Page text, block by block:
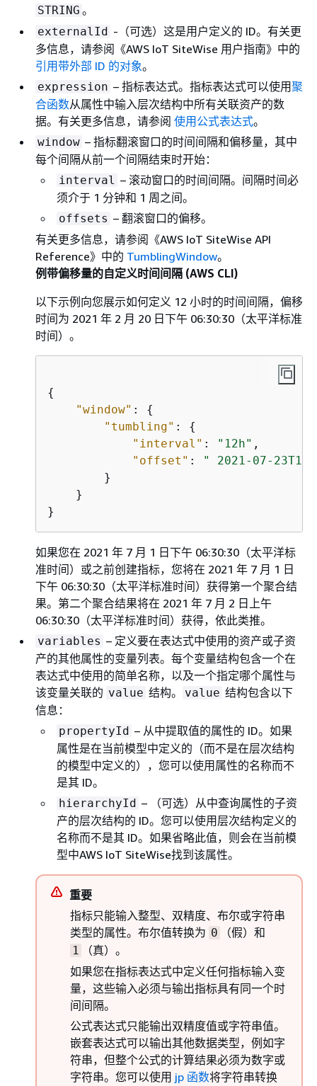
STRING 。
externalId -（可选）这是用户定义的 ID。有关更
多信息，请参阅《AWS IoT SiteWise 用户指南》 中的
引用带外部 ID 的对象。
expression – 指标表达式。指标表达式可以使用聚
合函数从属性中输入层次结构中所有关联资产的数
据。有关更多信息，请参阅 使用公式表达式。
window – 指标翻滚窗口的时间间隔和偏移量，其中
每个间隔从前一个间隔结束时开始：
interval – 滚动窗口的时间间隔。间隔时间必
须介于 1 分钟和 1 周之间。
offsets – 翻滚窗口的偏移。
有关更多信息，请参阅《AWS IoT SiteWise API
Reference》 中的 TumblingWindow。
例带偏移量的自定义时间间隔 (AWS CLI)
以下示例向您展示如何定义 12 小时的时间间隔，偏移
时间为 2021 年 2 月 20 日下午 06:30:30（太平洋标准
时间）。
{
"window" : {
"tumbling" : {
"interval" : "12h" ,
"offset" :
" 2021-07-
        }
    }
如果您在 2021 年 7 月 1 日下午 06:30:30（太平洋标
准时间）或之前创建指标，您将在 2021 年 7 月 1 日
下午 06:30:30（太平洋标准时间）获得第一个聚合结
果。第二个聚合结果将在 2021 年 7 月 2 日上午
06:30:30（太平洋标准时间）获得，依此类推。
variables – 定义要在表达式中使用的资产或子资
产的其他属性的变量列表。每个变量结构包含一个在
表达式中使用的简单名称，以及一个指定哪个属性与
该变量关联的 value 结构。 value 结构包含以下
信息：
propertyId – 从中提取值的属性的 ID。如果
属性是在当前模型中定义的（而不是在层次结构
的模型中定义的），您可以使用属性的名称而不
是其 ID。
hierarchyId – （可选）从中查询属性的子资
产的层次结构的 ID。您可以使用层次结构定义的
名称而不是其 ID。如果省略此值，则会在当前模
型中AWS IoT SiteWise找到该属性。
重要
指标只能输入整型、双精度、布尔或字符串
类型的属性。布尔值转换为 0 （假）和
1
（真）。
如果您在指标表达式中定义任何指标输入变
量，这些输入必须与输出指标具有同一个时
间间隔。
公式表达式只能输出双精度值或字符串值。
嵌套表达式可以输出其他数据类型，例如字
符串，但整个公式的计算结果必须为数字或
字符串。您可以使用 jp 函数将字符串转换